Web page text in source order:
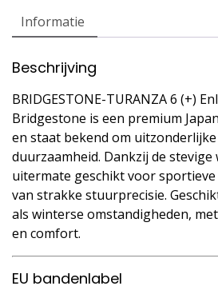
Informatie
Beschrijving
BRIDGESTONE-TURANZA 6 (+)
Bridgestone is een premium
en staat bekend om
duurzaamheid. Dankzij de stevige
uitermate geschikt voor
van strakke stuurprecisie.
als winterse omstandigheden,
en comfort.
EU bandenlabel